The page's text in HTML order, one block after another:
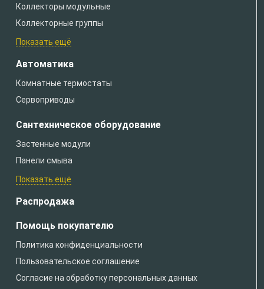
Коллекторы модульные
Коллекторные группы
Показать ещё
Автоматика
Комнатные термостаты
Сервоприводы
Сантехническое оборудование
Застенные модули
Панели смыва
Показать ещё
Распродажа
Помощь покупателю
Политика конфиденциальности
Пользовательское соглашение
Согласие на обработку персональных данных